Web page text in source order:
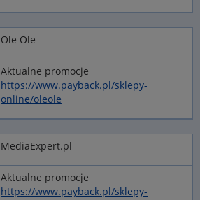
Ole Ole
Aktualne promocje
https://www.payback.pl/sklepy-
online/oleole
MediaExpert.pl
Aktualne promocje
https://www.payback.pl/sklepy-